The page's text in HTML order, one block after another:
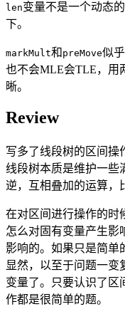
len变量不是一个动态
下。
markMult和 preMove似
也不会MLE会TLE，用
晰。
Review
写多了线段树的区间操
线段树本质是维护一些
逆，互相叠加的运算，
在对区间进行操作的时
怎么对固有变量产生影
影响的。如果只是简单
显然，以至于问题一变
变量了。只要认识了区
作都是很简单的题。